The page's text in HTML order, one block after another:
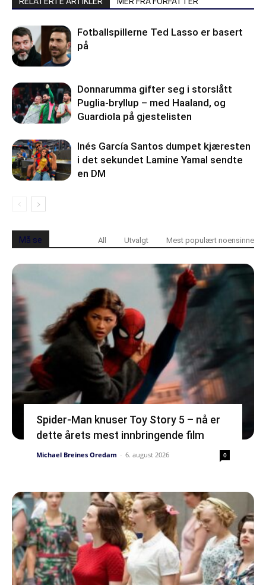
Fotballspillerne Ted Lasso er basert
på
Donnarumma gifter seg i storslått
Puglia-bryllup – med Haaland, og
Guardiola på gjestelisten
Inés García Santos dumpet kjæresten
i det sekundet Lamine Yamal sendte
en DM
Må se All Utvalgt Mest populært noensinne
Spider-Man knuser Toy Story 5 – nå er
dette årets mest innbringende film
Michael Breines Oredam - 6. august 2026 0